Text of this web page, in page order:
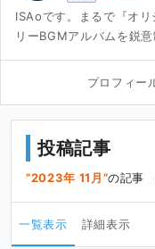
ISAoです。まるで『オ
リーBGMアルバムを鋭意
プロフィー
投稿記事
2023年 11月 の記事
一覧表示 詳細表示